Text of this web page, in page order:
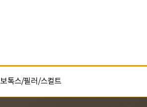
보톡스/필러/스컬트